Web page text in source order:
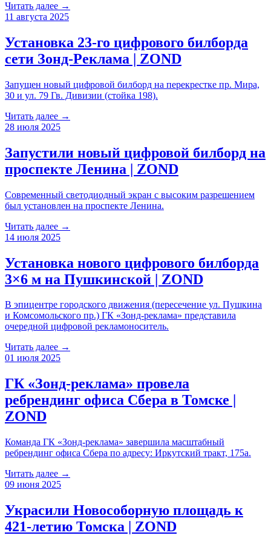
Читать далее →
11 августа 2025
Установка 23-го цифрового билборда
сети Зонд-Реклама | ZOND
Запущен новый цифровой билборд на перекрестке пр. Мира,
30 и ул. 79 Гв. Дивизии (стойка 198).
Читать далее →
28 июля 2025
Запустили новый цифровой билборд на
проспекте Ленина | ZOND
Современный светодиодный экран с высоким разрешением
был установлен на проспекте Ленина.
Читать далее →
14 июля 2025
Установка нового цифрового билборда
3×6 м на Пушкинской | ZOND
В эпицентре городского движения (пересечение ул. Пушкина
и Комсомольского пр.) ГК «Зонд-реклама» представила
очередной цифровой рекламоноситель.
Читать далее →
01 июля 2025
ГК «Зонд-реклама» провела
ребрендинг офиса Сбера в Томске |
ZOND
Команда ГК «Зонд-реклама» завершила масштабный
ребрендинг офиса Сбера по адресу: Иркутский тракт, 175а.
Читать далее →
09 июня 2025
Украсили Новособорную площадь к
421-летию Томска | ZOND